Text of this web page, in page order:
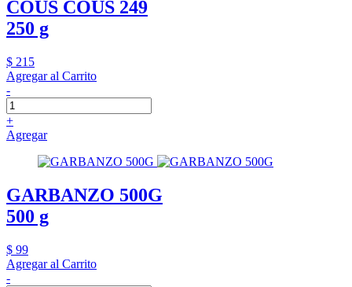
COUS COUS 249
250 g
$ 215
Agregar al Carrito
-
+
Agregar
GARBANZO 500G
500 g
$ 99
Agregar al Carrito
-